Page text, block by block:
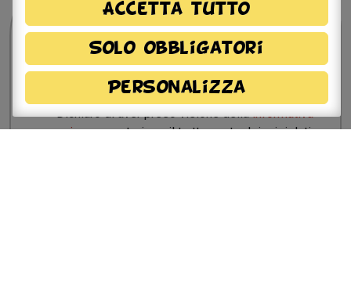
Sei interessato?Resta
in contatto!
Dichiaro di aver preso visione dellainformativa
privacye, autorizzo il trattamento dei miei dati
Accetta tutto
Solo obbligatori
Personalizza